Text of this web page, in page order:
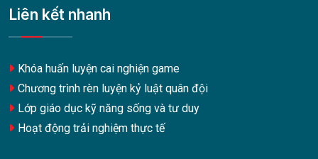
Liên kết nhanh
Khóa huấn luyện cai nghiện game
Chương trình rèn luyện kỷ luật quân đội
Lớp giáo dục kỹ năng sống và tư duy
Hoạt động trải nghiệm thực tế